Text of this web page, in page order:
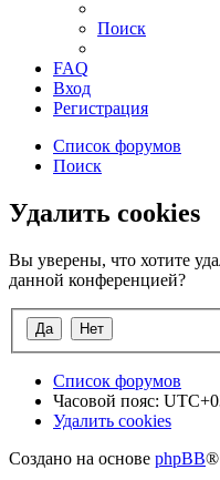
Поиск
FAQ
Вход
Регистрация
Список форумов
Поиск
Удалить cookies
Вы уверены, что хотите
данной конференцией?
Список форумов
Часовой пояс:
Удалить cookies
Создано на основе phpBB®